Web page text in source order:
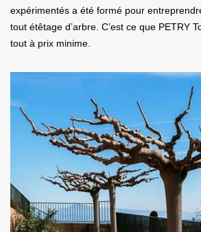
expérimentés a été formé pour
tout étêtage d’arbre. C’est ce que PETRY
tout à prix minime.